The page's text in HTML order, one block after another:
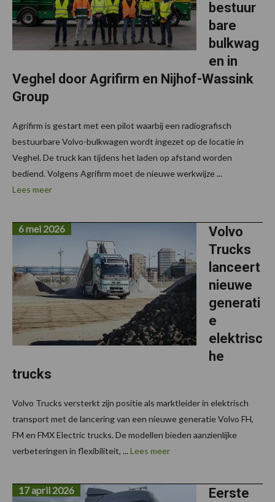
bestuur
bare
bulkwag
en in
Veghel door Agrifirm en Nijhof-Wassink
Group
Agrifirm is gestart met een pilot waarbij een radiografisch
bestuurbare Volvo-bulkwagen wordt ingezet op de locatie in
Veghel. De truck kan tijdens het laden op afstand worden
bediend. Volgens Agrifirm moet de nieuwe werkwijze ...
Lees meer
Volvo
Trucks
lanceert
nieuwe
generati
e
elektrisc
he
trucks
6 mei 2026
Volvo Trucks versterkt zijn positie als marktleider in elektrisch
transport met de lancering van een nieuwe generatie Volvo FH,
FM en FMX Electric trucks. De modellen bieden aanzienlijke
verbeteringen in flexibiliteit, ... Lees meer
Eerste
17 april 2026